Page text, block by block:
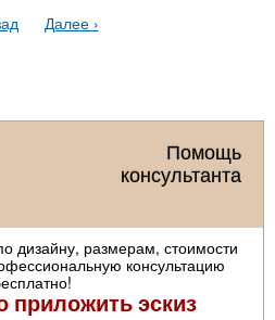
Далее ›
Помощь
консультанта
дизайну, размерам, стоимости
консультацию
приложить эскиз